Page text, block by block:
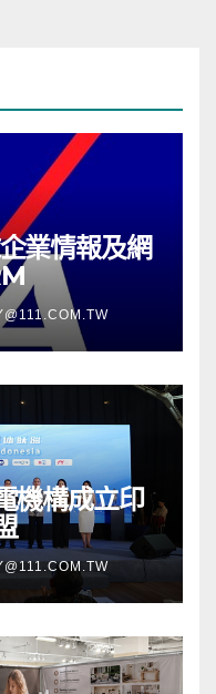
業情報及網
機構成立印